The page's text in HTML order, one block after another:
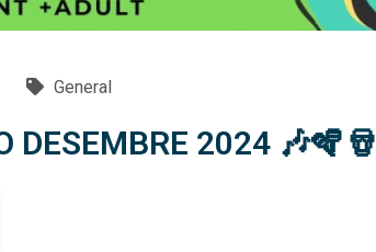
General
DESEMBRE 2024 🎶🪇🪘